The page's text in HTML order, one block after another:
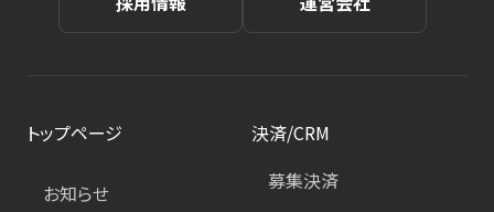
トップページ
お知らせ
決済/CRM
募集決済